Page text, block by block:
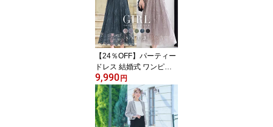
ングドレス 七分袖 二次
会 披露宴 お呼ばれ 上品
膝下 他と被らない 体型
カバー 40代 30代 20代 5
0代 春 夏
【24％OFF】パーティー
ドレス 結婚式 ワンピー
ス ドレス 袖あり 大きい
サイズ オケージョンドレ
ス オケージョン レース
フォーマル ロング丈 ロ
ングドレス ミモレ丈 半
9,990円